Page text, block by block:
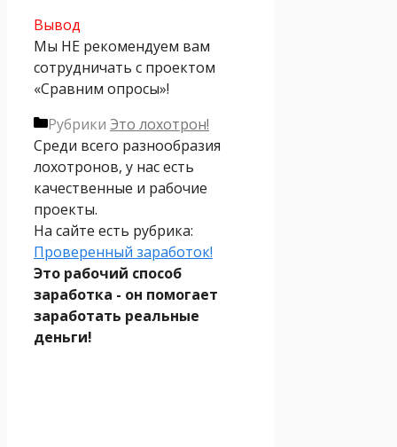
Вывод
Мы НЕ рекомендуем вам
сотрудничать с проектом
«Сравним опросы»!
Рубрики Это лохотрон!
Среди всего разнообразия
лохотронов, у нас есть
качественные и рабочие
проекты.
На сайте есть рубрика:
Проверенный заработок!
Это рабочий способ
заработка - он помогает
заработать реальные
деньги!